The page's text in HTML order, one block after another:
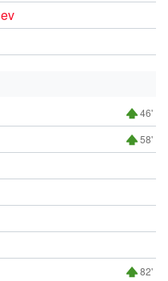
46'
58'
82'